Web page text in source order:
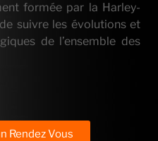
formée par la Harley-
suivre les évolutions et
de l’ensemble des
Rendez Vous